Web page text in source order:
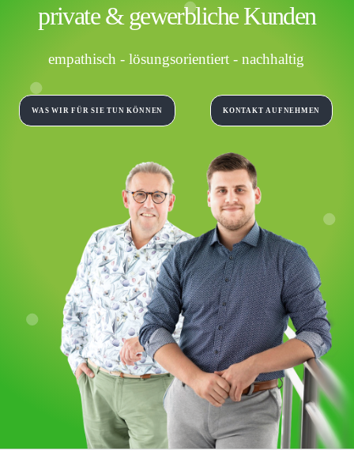
private & gewerbliche Kunden
empathisch - lösungsorientiert - nachhaltig
WAS WIR FÜR SIE TUN KÖNNEN KONTAKT AUFNEHMEN